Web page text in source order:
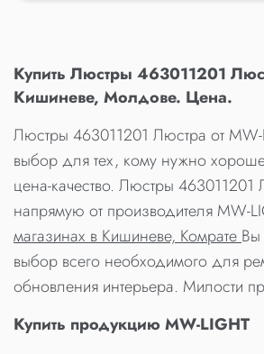
Купить Люстры 463011201
Кишиневе, Молдове. Цена.
Люстры 463011201 Люстра от
выбор для тех, кому нужно
цена-качество. Люстры 463011201
напрямую от производителя MW-
магазинах в Кишиневе, КомратеВы
выбор всего необходимого для
обновления интерьера. Милости
Купить продукцию MW-LIGHT